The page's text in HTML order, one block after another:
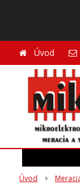
Úvod
Úvod